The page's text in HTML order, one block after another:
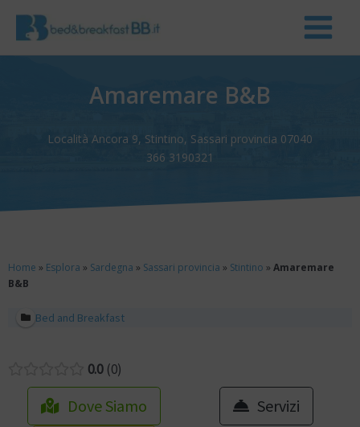
Amaremare B&B
Località Ancora 9, Stintino, Sassari provincia 07040
366 3190321
Home » Esplora » Sardegna » Sassari provincia » Stintino » Amaremare
B&B
Bed and Breakfast
0.0 0
Dove Siamo
Servizi